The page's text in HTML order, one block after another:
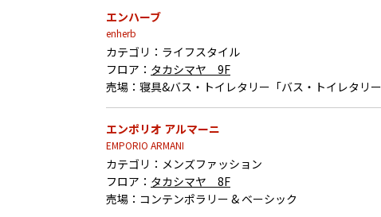
エンハーブ
enherb
カテゴリ： ライフスタイル
フロア： タカシマヤ 9F
売場： 寝具&バス・トイレタリー「バス・トイレタリー
エンポリオ アルマーニ
EMPORIO ARMANI
カテゴリ： メンズファッション
フロア： タカシマヤ 8F
売場： コンテンポラリー & ベーシック